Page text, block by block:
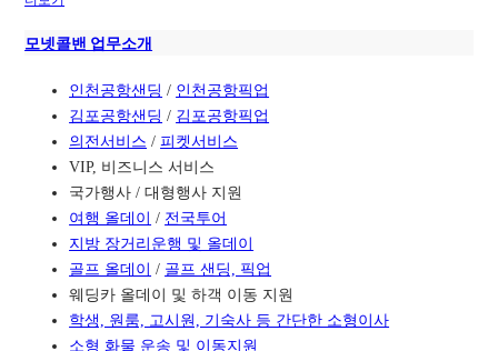
모넷콜밴 업무소개
인천공항샌딩 / 인천공항픽업
김포공항샌딩 / 김포공항픽업
의전서비스 /피켓서비스
VIP, 비즈니스 서비스
국가행사 / 대형행사 지원
여행 올데이 / 전국투어
지방 장거리운행 및 올데이
골프 올데이 / 골프 샌딩, 픽업
웨딩카 올데이 및 하객 이동 지원
학생, 원룸, 고시원, 기숙사 등 간단한 소형이사
소형 화물 운송 및 이동지원